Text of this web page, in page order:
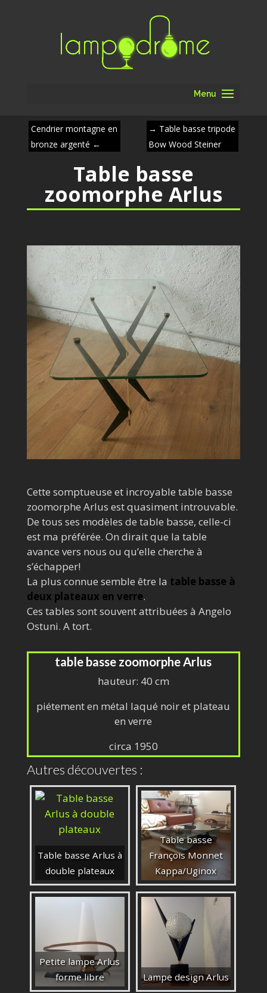
Menu
Cendrier montagne en
bronze argenté ←
→ Table basse tripode
Bow Wood Steiner
Table basse
zoomorphe Arlus
Cette somptueuse et incroyable table basse
zoomorphe Arlus est quasiment introuvable.
De tous ses modèles de table basse, celle-ci
est ma préférée. On dirait que la table
avance vers nous ou qu’elle cherche à
s’échapper!
La plus connue semble être la table basse à
deux plateaux en verre.
Ces tables sont souvent attribuées à Angelo
Ostuni. A tort.
table basse zoomorphe Arlus
hauteur: 40 cm
piétement en métal laqué noir et plateau
en verre
circa 1950
Autres découvertes :
Table basse Arlus à
double plateaux
Table basse
François Monnet
Kappa/Uginox
Petite lampe Arlus
forme libre
Lampe design Arlus